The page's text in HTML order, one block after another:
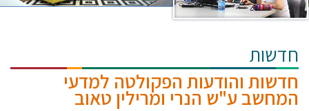
חדשות
חדשות והודעות הפקולטה למדעי
המחשב ע"ש הנרי ומרילין טאוב